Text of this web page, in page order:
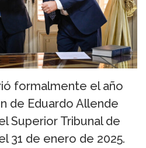
formalmente el año
de Eduardo Allende
Superior Tribunal de
31 de enero de 2025.